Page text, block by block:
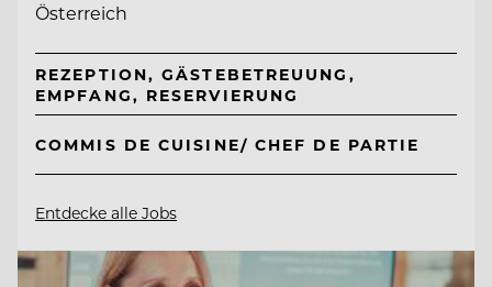
Österreich
REZEPTION, GÄSTEBETREUUNG,
EMPFANG, RESERVIERUNG
COMMIS DE CUISINE/ CHEF DE PARTIE
Entdecke alle Jobs